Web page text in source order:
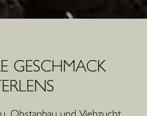
GESCHMACK
Obstanbau und Viehzucht.